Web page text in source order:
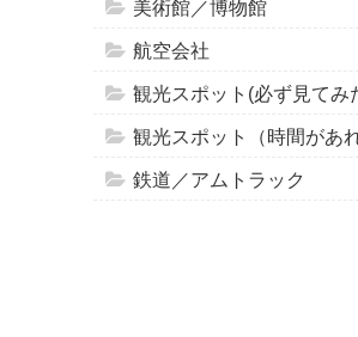
美術館／博物館
航空会社
観光スポット(必ず見てみ
観光スポット（時間があ
鉄道／アムトラック